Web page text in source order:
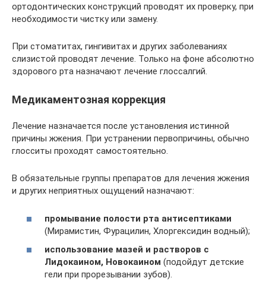
ортодонтических конструкций проводят их проверку, при
необходимости чистку или замену.
При стоматитах, гингивитах и других заболеваниях
слизистой проводят лечение. Только на фоне абсолютно
здорового рта назначают лечение глоссалгий.
Медикаментозная коррекция
Лечение назначается после установления истинной
причины жжения. При устранении первопричины, обычно
глосситы проходят самостоятельно.
В обязательные группы препаратов для лечения жжения
и других неприятных ощущений назначают:
промывание полости рта антисептиками
(Мирамистин, Фурацилин, Хлоргексидин водный);
использование мазей и растворов с
Лидокаином, Новокаином (подойдут детские
гели при прорезывании зубов).